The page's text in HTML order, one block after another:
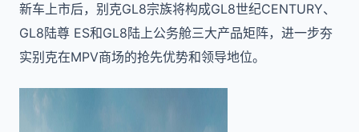
新车上市后，别克GL8宗族将构成GL8世纪CENTURY、
GL8陆尊 ES和GL8陆上公务舱三大产品矩阵，进一步夯
实别克在MPV商场的抢先优势和领导地位。